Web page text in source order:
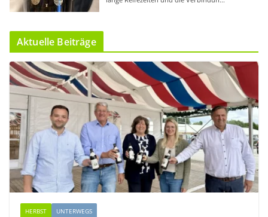
Aktuelle Beiträge
HERBST UNTERWEGS